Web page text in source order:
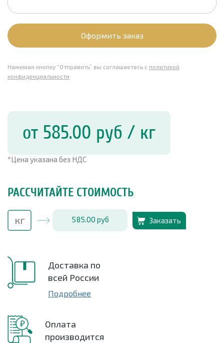
Оформить заказ
Нажимая кнопку “Отправить” вы соглашаетесь с политикой
конфиденциальности
от 585.00 руб / кг
*Цена указана без НДС
РАССЧИТАЙТЕ СТОИМОСТЬ
585.00 руб Заказать
Доставка по
всей России
Подробнее
Оплата
производится